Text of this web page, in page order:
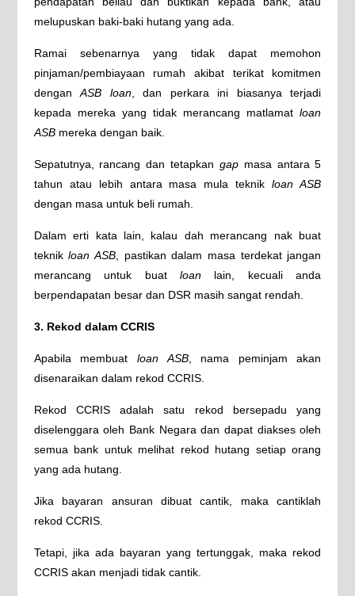
melupuskan baki-baki hutang yang ada.
Ramai sebenarnya yang tidak dapat memohon
pinjaman/pembiayaan rumah akibat terikat komitmen
denganASB loan, dan perkara ini biasanya terjadi
kepada mereka yang tidak merancang matlamatloan
ASBmereka dengan baik.
Sepatutnya, rancang dan tetapkan gapmasa antara 5
tahun atau lebih antara masa mula teknikloan ASB
dengan masa untuk beli rumah.
Dalam erti kata lain, kalau dah merancang nak buat
teknikloan ASB, pastikan dalam masa terdekat jangan
merancang untuk buat loan lain, kecuali anda
berpendapatan besar dan DSR masih sangat rendah.
3. Rekod dalam CCRIS
Apabila membuat loan ASB, nama peminjam akan
disenaraikan dalam rekod CCRIS.
Rekod CCRIS adalah satu rekod bersepadu yang
diselenggara oleh Bank Negara dan dapat diakses oleh
semua bank untuk melihat rekod hutang setiap orang
yang ada hutang.
Jika bayaran ansuran dibuat cantik, maka cantiklah
rekod CCRIS.
Tetapi, jika ada bayaran yang tertunggak, maka rekod
CCRIS akan menjadi tidak cantik.